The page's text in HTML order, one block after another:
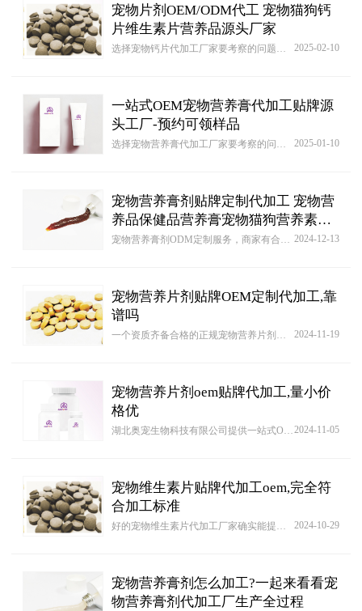
宠物片剂OEM/ODM代工 宠物猫狗钙
片维生素片营养品源头厂家
2025-02-10
选择宠物钙片代加工厂家要考察的问题比较多，对比不同类型宠物钙片代加工厂家综合情况，建议大家在选择时要理性对比，同时还要结合实际需求进行判断，不同类型宠物钙片代加工厂家的生产实力方面就会有很大差异，为了选择值得信赖的宠物钙片代加工厂家，让整个代加工生产过程非常轻松和简单，就要多选择几家厂家进行对比，了解宠物钙片代加工厂家的综合情况，例如在生产技术等各方面的问题都要考察，这样就能确定该厂家是否值得信赖和选择。
一站式OEM宠物营养膏代加工贴牌源
头工厂-预约可领样品
2025-01-10
选择宠物营养膏代加工厂家要考察的问题比较多，对比不同类型宠物营养膏代加工厂家综合情况，建议大家在选择时要理性对比，同时还要结合实际需求进行判断，不同类型宠物营养膏代加工厂家的生产实力方面就会有很大差异，为了选择值得信赖的宠物营养膏代加工厂家，让整个代加工生产过程非常轻松和简单，就要多选择几家厂家进行对比，了解宠物营养膏代加工厂家的综合情况，例如在生产技术等各方面的问题都要考察，这样就能确定该厂家是否值得信赖和选择。
宠物营养膏剂贴牌定制代加工 宠物营
养品保健品营养膏宠物猫狗营养素
oem定制
2024-12-13
宠物营养膏剂ODM定制服务，商家有合作意向，但无具体且完整配方，没有合作的原材、包装包材设计及生产厂家。工厂可根据您的要求进行配方研发、原材选购，商标或品牌注册、生产加工等“一条龙”服务。在保证质量的同时，为您节省更多精力和时间，助您更好、更快地进行业务拓展。
宠物营养片剂贴牌OEM定制代加工,靠
谱吗
2024-11-19
一个资质齐备合格的正规宠物营养片剂厂家，除了资质齐备以外，还要具备完整的供应链和成熟的技术运营团队!毕竟对于自由品牌来说，品牌产品的整体形象，包装设计、客户定位和运营策略都至关重要。而我们湖北奥宠生物科技有限公司，就是一家非常成熟的宠物营养片剂生产企业，不管是在产品的质量上，以及业务涵盖范围亦或者生产能力上都是属于国内一家比较出色的厂家！因为我们是一家十多年的贴牌生产经验丰富的厂家。
宠物营养片剂oem贴牌代加工,量小价
格优
2024-11-05
湖北奥宠生物科技有限公司提供一站式OEM/ODM服务，标准GMP认证厂房，品质有保障。有成熟生产线，轻松减掉研发成本。包材设计和选购一应俱全，快速简单！也可说出您的想法，我们为您量身定做，直到满意为止！
宠物维生素片贴牌代加工oem,完全符
合加工标准
2024-10-29
好的宠物维生素片代加工厂家确实能提高企业抵御风险能力，无需投入太多人力物力成本，尤其是能简化研发生产流程，让产品生产成本大大下降。在生产加工方面，代加工厂家会根据企业客户实际需求，提供针对性研发定制服务，按照企业需求进行代加工生产，不仅满足企业对产品的定位要求，还能符合市场大众需求，促进销售业绩。
宠物营养膏剂怎么加工?一起来看看宠
物营养膏剂代加工厂生产全过程